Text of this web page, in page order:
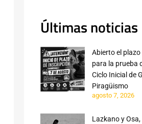
Últimas noticias
Abierto el
para la prueba
Ciclo Inicial de
Piragüismo
agosto 7, 2026
Lazkano y